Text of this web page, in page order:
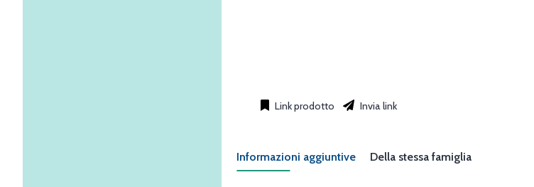
Link prodotto Invia link
Informazioni aggiuntive Della stessa famiglia